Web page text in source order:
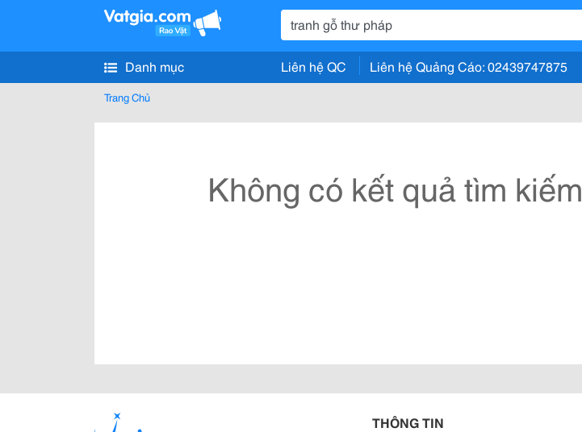
Danh mục Liên hệ QC Liên hệ Quảng Cáo: 02439747875
Trang Chủ
Không có kết quả tìm kiếm
THÔNG TIN